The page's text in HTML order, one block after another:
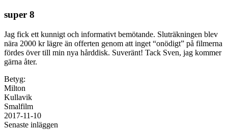
super 8
Jag fick ett kunnigt och informativt bemötande. Sluträkningen blev
nära 2000 kr lägre än offerten genom att inget “onödigt” på filmerna
fördes över till min nya hårddisk. Suveränt! Tack Sven, jag kommer
gärna åter.
Betyg:
Milton
Kullavik
Smalfilm
2017-11-10
Senaste inläggen